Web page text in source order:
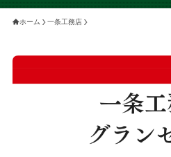
ホーム 一条工務店